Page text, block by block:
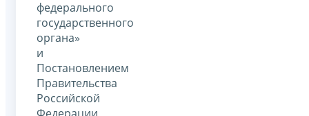
федерального
государственного
органа»
и
Постановлением
Правительства
Российской